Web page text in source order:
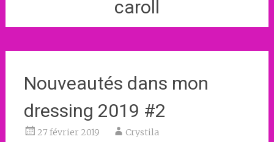
caroll
Nouveautés dans mon
dressing 2019 #2
27 février 2019 Crystila